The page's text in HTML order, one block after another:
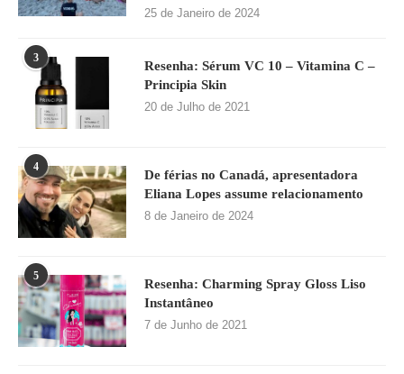
25 de Janeiro de 2024
3
Resenha: Sérum VC 10 – Vitamina C –
Principia Skin
20 de Julho de 2021
4
De férias no Canadá, apresentadora
Eliana Lopes assume relacionamento
8 de Janeiro de 2024
5
Resenha: Charming Spray Gloss Liso
Instantâneo
7 de Junho de 2021